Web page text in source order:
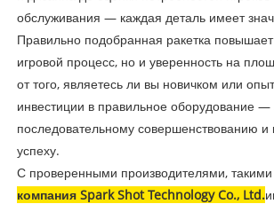
обслуживания — каждая деталь имеет
Правильно подобранная ракетка
игровой процесс, но и уверенность на
от того, являетесь ли вы новичком или
инвестиции в правильное оборудование —
последовательному совершенствованию и
успеху.
С проверенными производителями, такими
компания Spark Shot Technology Co., Ltd.